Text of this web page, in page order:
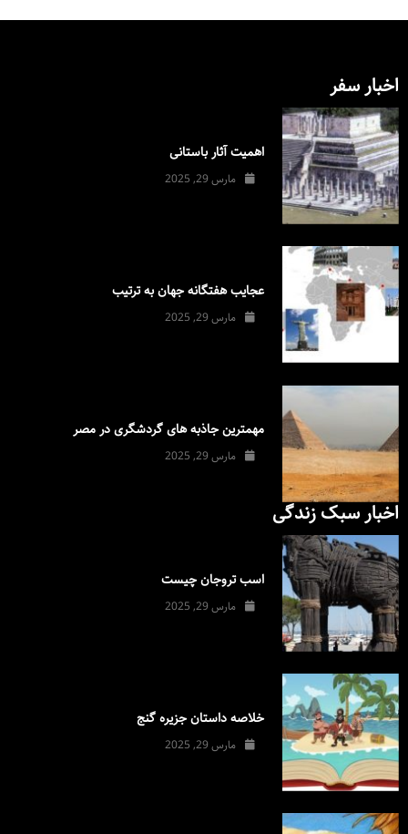
اخبار سفر
اهمیت آثار باستانی
مارس 29, 2025
عجایب هفتگانه جهان به ترتیب
مارس 29, 2025
مهمترین جاذبه های گردشگری در مصر
مارس 29, 2025
اخبار سبک زندگی
اسب تروجان چیست
مارس 29, 2025
خلاصه داستان جزیره گنج
مارس 29, 2025